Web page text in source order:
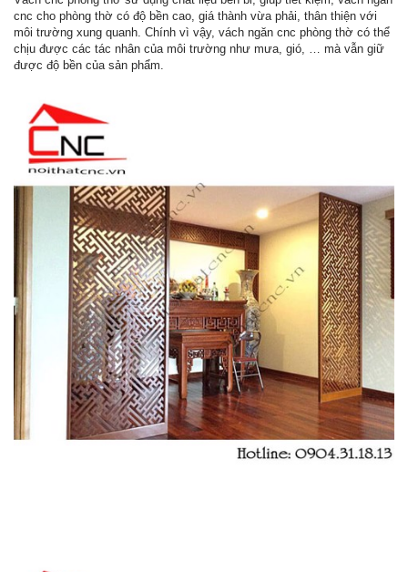
cnc cho phòng thờ có độ bền cao, giá thành vừa phải, thân thiện với
môi trường xung quanh. Chính vì vậy, vách ngăn cnc phòng thờ có thể
chịu được các tác nhân của môi trường như mưa, gió, … mà vẫn giữ
được độ bền của sản phẩm.